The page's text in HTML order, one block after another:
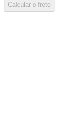
Calcular o frete